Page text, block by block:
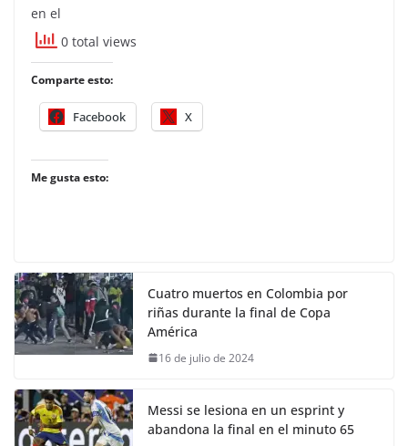
en el
0 total views
Comparte esto:
Facebook X
Me gusta esto:
Cuatro muertos en Colombia por
riñas durante la final de Copa
América
16 de julio de 2024
Messi se lesiona en un esprint y
abandona la final en el minuto 65